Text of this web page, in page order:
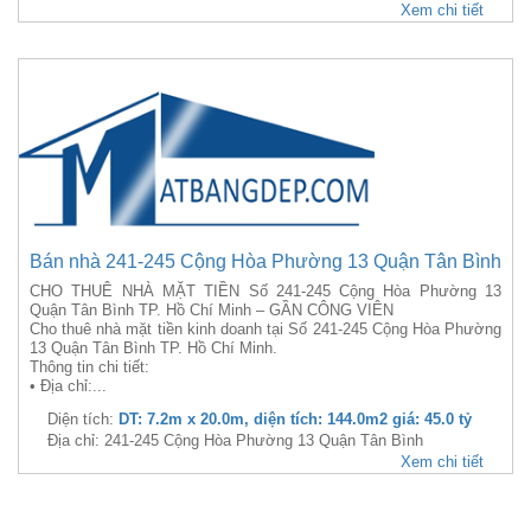
Xem chi tiết
Bán nhà 241-245 Cộng Hòa Phường 13 Quận Tân Bình
CHO THUÊ NHÀ MẶT TIỀN Số 241-245 Cộng Hòa Phường 13
Quận Tân Bình TP. Hồ Chí Minh – GẦN CÔNG VIÊN
Cho thuê nhà mặt tiền kinh doanh tại Số 241-245 Cộng Hòa Phường
13 Quận Tân Bình TP. Hồ Chí Minh.
Thông tin chi tiết:
• Địa chỉ:...
Diện tích: DT: 7.2m x 20.0m, diện tích: 144.0m2 giá: 45.0 tỷ
Địa chỉ: 241-245 Cộng Hòa Phường 13 Quận Tân Bình
Xem chi tiết